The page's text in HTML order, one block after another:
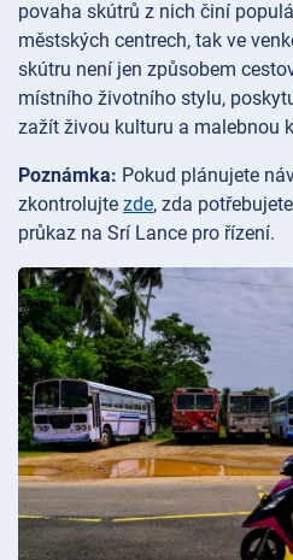
povaha skútrů z nich činí
městských centrech, tak ve
skútru není jen způsobem
místního životního stylu,
zažít živou kulturu a malebnou
Poznámka: Pokud plánujete
zkontrolujte zde, zda
průkaz na Srí Lance pro řízení.